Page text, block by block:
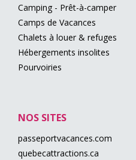
Camping - Prêt-à-camper
Camps de Vacances
Chalets à louer & refuges
Hébergements insolites
Pourvoiries
NOS SITES
passeportvacances.com
quebecattractions.ca